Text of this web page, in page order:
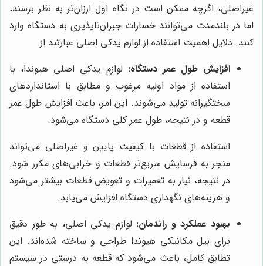
غیراصلی، اگرچه ممکن است در نگاه اول ارزان‌تر به نظر برسند،
اما در بلندمدت می‌توانند خسارات جبران‌ناپذیری به دستگاه وارد
کنند. دلایل اهمیت استفاده از لوازم یدکی اصلی عبارتند از:
افزایش طول عمر دستگاه: لوازم یدکی اصلی هیوندا، با
استفاده از مواد اولیه مرغوب و مطابق با استانداردهای
سختگیرانه تولید می‌شوند. این امر، باعث افزایش طول عمر
قطعه و در نتیجه، طول عمر کلی دستگاه می‌شود.
استفاده از قطعات با کیفیت پایین و غیراصلی می‌تواند
منجر به فرسایش سریع‌تر قطعات و خرابی‌های مکرر شود.
در نتیجه، نیاز به تعمیرات و تعویض قطعات بیشتر می‌شود
و هزینه‌های نگهداری دستگاه افزایش می‌یابد.
بهبود عملکرد و راندمان: لوازم یدکی اصلی، به طور دقیق
برای بیل مکانیکی هیوندا طراحی و ساخته شده‌اند. این
تطابق کامل، باعث می‌شود که قطعه به درستی در سیستم